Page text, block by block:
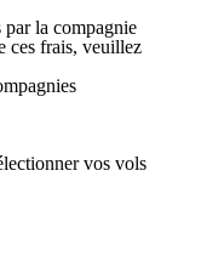
par la compagnie
ces frais, veuillez
vos vols